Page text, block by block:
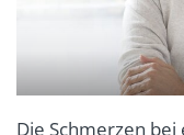
Die Schmerzen